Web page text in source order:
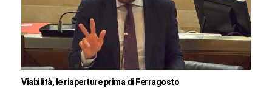
Viabilità, le riaperture prima di Ferragosto